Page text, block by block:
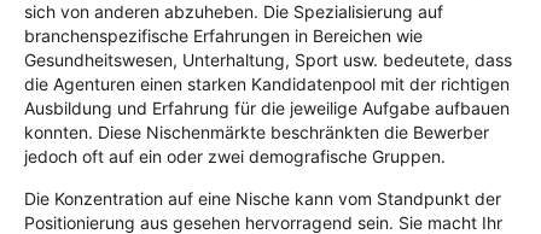
sich von anderen abzuheben. Die Spezialisierung auf
branchenspezifische Erfahrungen in Bereichen wie
Gesundheitswesen, Unterhaltung, Sport usw. bedeutete, dass
die Agenturen einen starken Kandidatenpool mit der richtigen
Ausbildung und Erfahrung für die jeweilige Aufgabe aufbauen
konnten. Diese Nischenmärkte beschränkten die Bewerber
jedoch oft auf ein oder zwei demografische Gruppen.
Die Konzentration auf eine Nische kann vom Standpunkt der
Positionierung aus gesehen hervorragend sein. Sie macht Ihr